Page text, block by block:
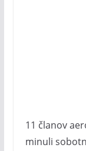
11 članov
minuli